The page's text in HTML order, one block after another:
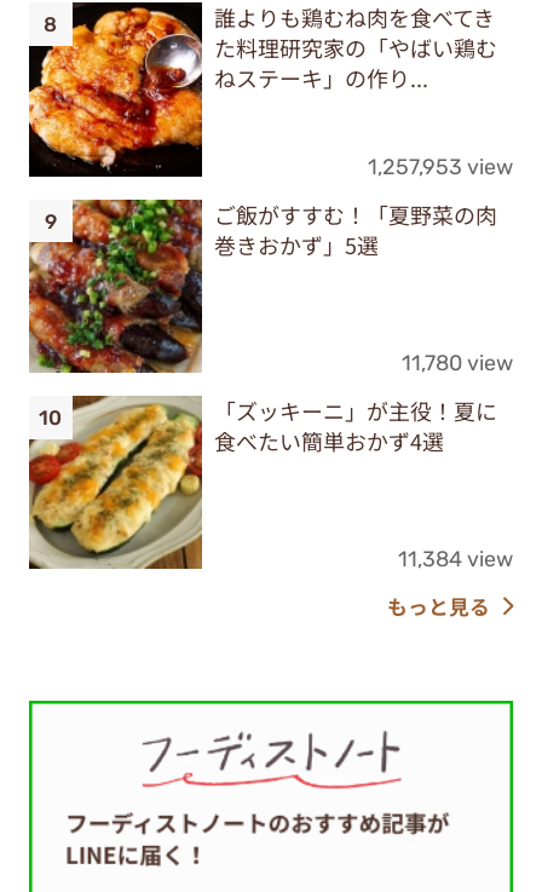
誰よりも鶏むね肉を食べてき
た料理研究家の「やばい鶏む
ねステーキ」の作り...
1,257,953 view
ご飯がすすむ！「夏野菜の肉
巻きおかず」5選
11,780 view
「ズッキーニ」が主役！夏に
食べたい簡単おかず4選
11,384 view
もっと見る